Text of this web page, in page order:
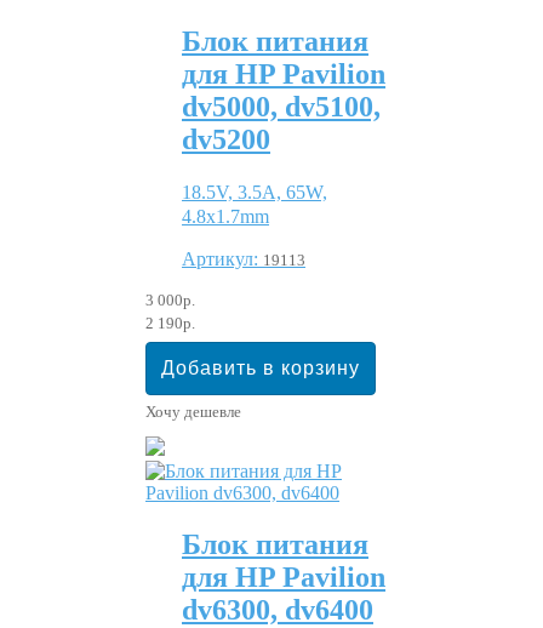
Блок питания
для HP Pavilion
dv5000, dv5100,
dv5200
18.5V, 3.5A, 65W,
4.8x1.7mm
Артикул: 19113
3 000р.
2 190р.
Хочу дешевле
Блок питания
для HP Pavilion
dv6300, dv6400